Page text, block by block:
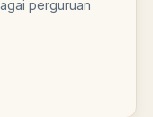
perguruan